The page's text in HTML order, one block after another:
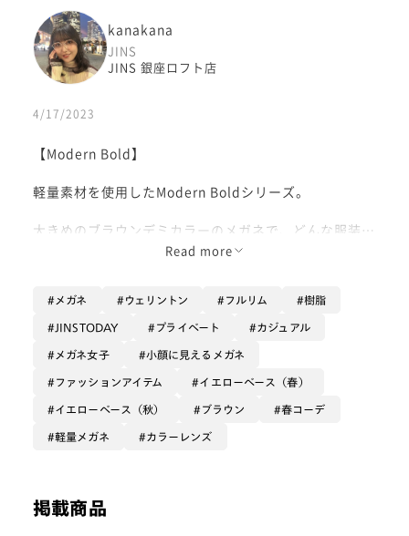
kanakana
JINS
JINS 銀座ロフト店
4/17/2023
【Modern Bold】
軽量素材を使用したModern Boldシリーズ。
大きめのブラウンデミカラーのメガネで、どんな服装に
も使いやすいのがポイントです◎
着用レンズはジンジャー
流行を取り入れて、JINSが毎年ご提案するトレンドカ
ラーシリーズの中の1つです！
薄めの黄色っぽい色味で、ユニセックスにお使いいただ
きやすいカラーです◎
フレーム料金に+3,300円でお作りできますので、ぜひ
Read more
メガネ ウェリントン フルリム 樹脂
JINSTODAY プライベート カジュアル
メガネ女子 小顔に見えるメガネ
ファッションアイテム イエローベース（春）
イエローベース（秋） ブラウン 春コーデ
軽量メガネ カラーレンズ
掲載商品